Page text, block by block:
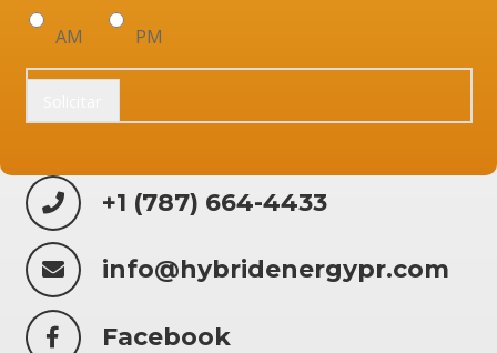
AM PM
+1 (787) 664-4433
info@hybridenergypr.com
Facebook